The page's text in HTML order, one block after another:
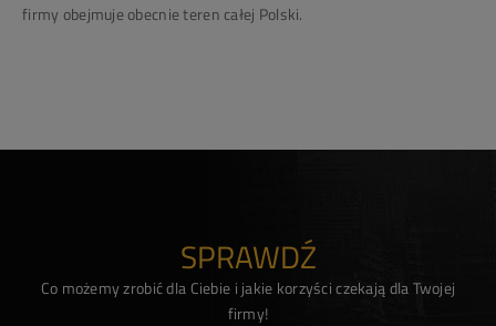
firmy obejmuje obecnie teren całej Polski.
SPRAWDŹ
Co możemy zrobić dla Ciebie i jakie korzyści czekają dla Twojej
firmy!